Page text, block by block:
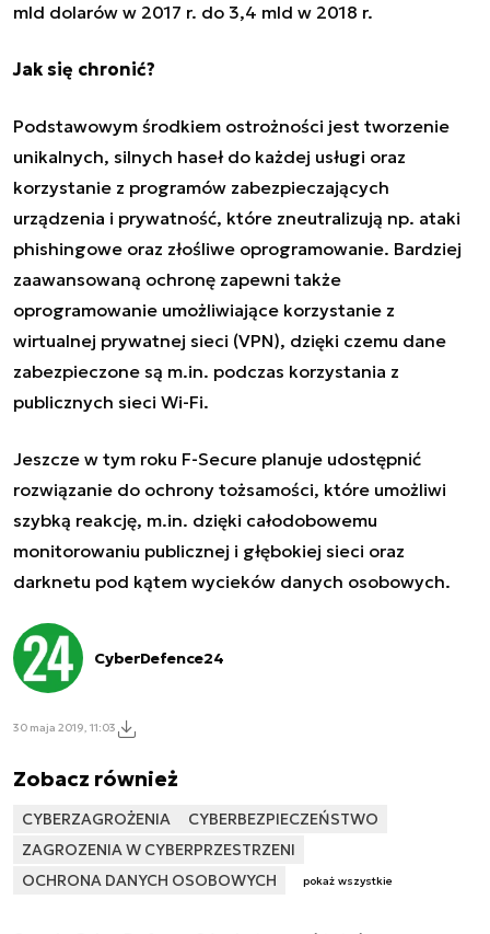
mld dolarów w 2017 r. do 3,4 mld w 2018 r.
Jak się chronić?
Podstawowym środkiem ostrożności jest tworzenie
unikalnych, silnych haseł do każdej usługi oraz
korzystanie z programów zabezpieczających
urządzenia i prywatność, które zneutralizują np. ataki
phishingowe oraz złośliwe oprogramowanie. Bardziej
zaawansowaną ochronę zapewni także
oprogramowanie umożliwiające korzystanie z
wirtualnej prywatnej sieci (VPN), dzięki czemu dane
zabezpieczone są m.in. podczas korzystania z
publicznych sieci Wi-Fi.
Jeszcze w tym roku F-Secure planuje udostępnić
rozwiązanie do ochrony tożsamości, które umożliwi
szybką reakcję, m.in. dzięki całodobowemu
monitorowaniu publicznej i głębokiej sieci oraz
darknetu pod kątem wycieków danych osobowych.
CyberDefence24
30 maja 2019, 11:03
Zobacz również
CYBERZAGROŻENIA
CYBERBEZPIECZEŃSTWO
ZAGROZENIA W CYBERPRZESTRZENI
OCHRONA DANYCH OSOBOWYCH
pokaż wszystkie